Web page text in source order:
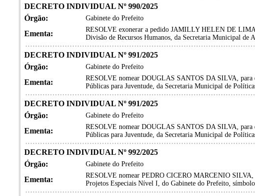
DECRETO INDIVIDUAL Nº 990/2025
Órgão:
Gabinete do Prefeito
Ementa:
RESOLVE exonerar a pedido JAMILLY HELEN DE
Divisão de Recursos Humanos, da Secretaria Municipal de
DECRETO INDIVIDUAL Nº 991/2025
Órgão:
Gabinete do Prefeito
Ementa:
RESOLVE nomear DOUGLAS SANTOS DA SILVA, para
Públicas para Juventude, da Secretaria Municipal de
DECRETO INDIVIDUAL Nº 991/2025
Órgão:
Gabinete do Prefeito
Ementa:
RESOLVE nomear DOUGLAS SANTOS DA SILVA, para
Públicas para Juventude, da Secretaria Municipal de
DECRETO INDIVIDUAL Nº 992/2025
Órgão:
Gabinete do Prefeito
Ementa:
RESOLVE nomear PEDRO CICERO MARCENIO SILVA,
Projetos Especiais Nível I, do Gabinete do Prefeito,